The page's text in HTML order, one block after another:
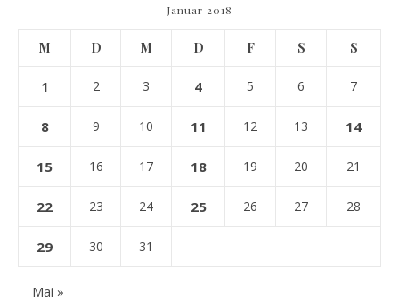
Januar 2018
M D M D F S S
1 2 3 4 5 6 7
8 9 10 11 12 13 14
15 16 17 18 19 20 21
22 23 24 25 26 27 28
29 30 31
Mai »